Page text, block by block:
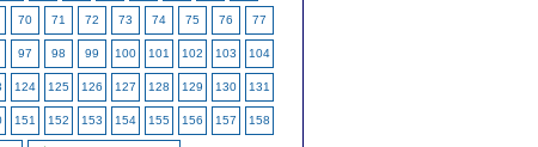
70 71 72 73 74 75 76 77
97 98 99 100 101 102 103 104
124 125 126 127 128 129 130 131
151 152 153 154 155 156 157 158